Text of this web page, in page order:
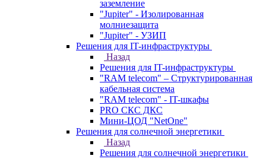
заземление
"Jupiter" - Изолированная
молниезащита
"Jupiter" - УЗИП
Решения для IT-инфраструктуры
Назад
Решения для IT-инфраструктуры
"RAM telecom" – Структурированная
кабельная система
"RAM telecom" - IT-шкафы
PRO СКС ДКС
Мини-ЦОД "NetOne"
Решения для солнечной энергетики
Назад
Решения для солнечной энергетики